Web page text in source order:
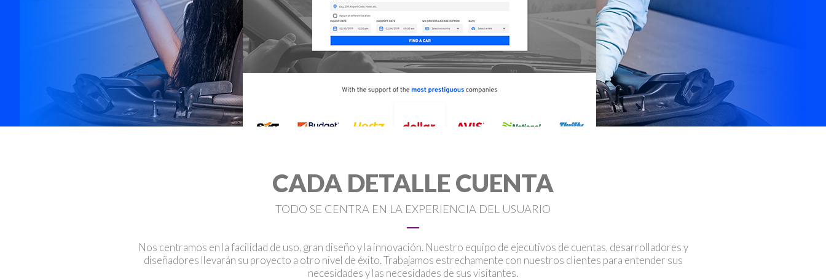
CADA DETALLE CUENTA
TODO SE CENTRA EN LA EXPERIENCIA DEL USUARIO
Nos centramos en la facilidad de uso, gran diseño y la innovación. Nuestro equipo de ejecutivos de cuentas, desarrolladores y
diseñadores llevarán su proyecto a otro nivel de éxito. Trabajamos estrechamente con nuestros clientes para entender sus
necesidades y las necesidades de sus visitantes.